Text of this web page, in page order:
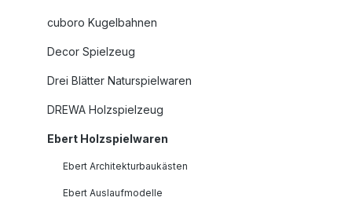
cuboro Kugelbahnen
Decor Spielzeug
Drei Blätter Naturspielwaren
DREWA Holzspielzeug
Ebert Holzspielwaren
Ebert Architekturbaukästen
Ebert Auslaufmodelle